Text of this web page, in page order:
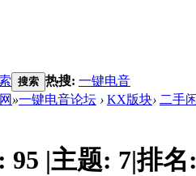
搜索 热搜: 一键电音
»一键电音论坛 › KX版块› 二手
95 |主题: 7|排名: